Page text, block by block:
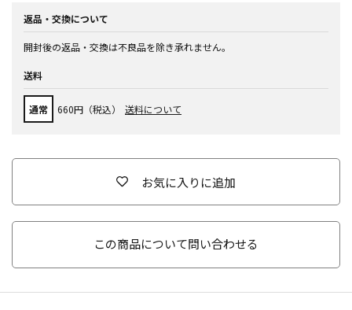
返品・交換について
開封後の返品・交換は不良品を除き承れません。
送料
通常 660円（税込） 送料について
お気に入りに追加
この商品について問い合わせる